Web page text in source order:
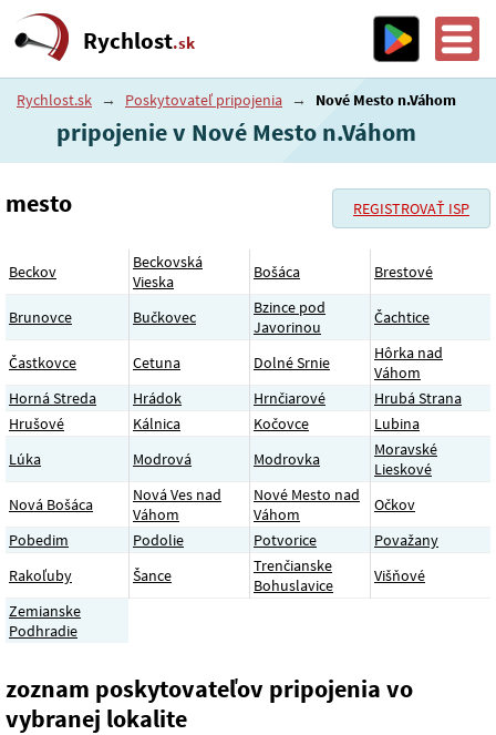
Rychlost.sk
Rychlost.sk → Poskytovateľ pripojenia → Nové Mesto n.Váhom
pripojenie v Nové Mesto n.Váhom
REGISTROVAŤ ISP
mesto
Beckov
Beckovská
Vieska
Bošáca Brestové
Brunovce Bučkovec
Bzince pod
Javorinou
Čachtice
Častkovce Cetuna Dolné Srnie
Hôrka nad
Váhom
Horná Streda
Hrádok Hrnčiarové
Hrubá Strana
Hrušové
Kálnica Kočovce
Lubina
Lúka
Modrová Modrovka
Moravské
Lieskové
Nová Bošáca
Nová Ves nad
Váhom
Nové Mesto nad
Váhom
Očkov
Pobedim
Podolie Potvorice
Považany
Rakoľuby
Šance
Trenčianske
Bohuslavice
Višňové
Zemianske
Podhradie
zoznam poskytovateľov pripojenia vo
vybranej lokalite